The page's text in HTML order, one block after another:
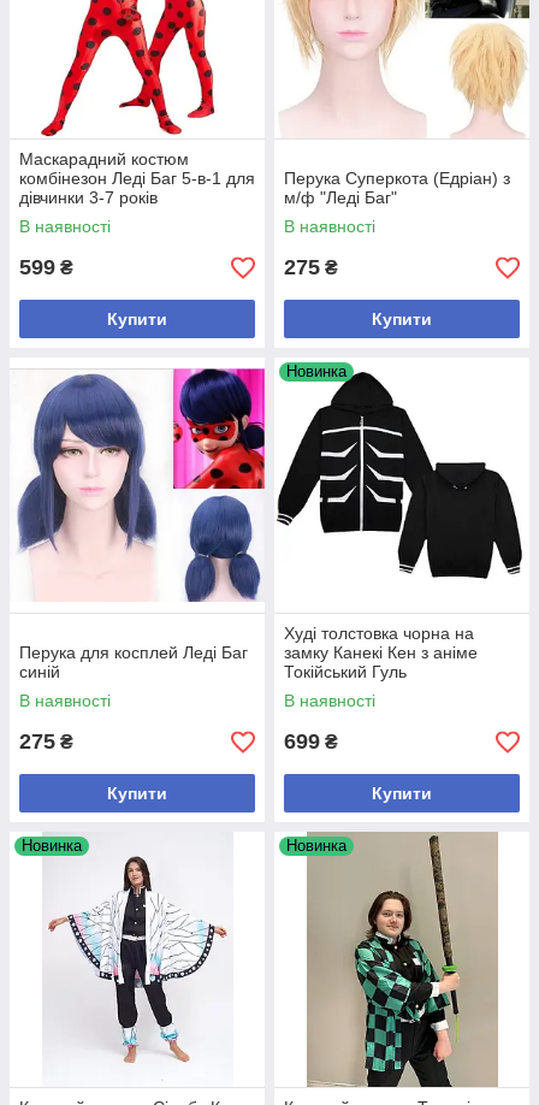
Маскарадний костюм
комбінезон Леді Баг 5-в-1 для
дівчинки 3-7 років
В наявності
599 ₴
Купити
Перука Суперкота (Едріан) з
м/ф "Леді Баг"
В наявності
275 ₴
Купити
Перука для косплей Леді Баг
синій
В наявності
275 ₴
Купити
Новинка
Худі толстовка чорна на
замку Канекі Кен з аніме
Токійський Гуль
В наявності
699 ₴
Купити
Новинка Новинка